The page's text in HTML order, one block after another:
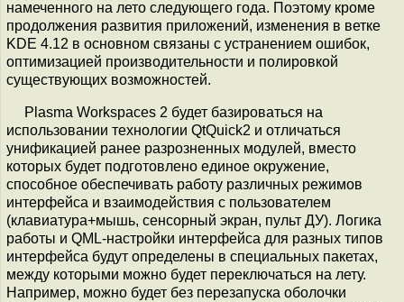
намеченного на лето следующего года. Поэтому кроме
продолжения развития приложений, изменения в ветке
KDE 4.12 в основном связаны с устранением ошибок,
оптимизацией производительности и полировкой
существующих возможностей.
Plasma Workspaces 2 будет базироваться на
использовании технологии QtQuick2 и отличаться
унификацией ранее разрозненных модулей, вместо
которых будет подготовлено единое окружение,
способное обеспечивать работу различных режимов
интерфейса и взаимодействия с пользователем
(клавиатура+мышь, сенсорный экран, пульт ДУ). Логика
работы и QML-настройки интерфейса для разных типов
интерфейса будут определены в специальных пакетах,
между которыми можно будет переключаться на лету.
Например, можно будет без перезапуска оболочки